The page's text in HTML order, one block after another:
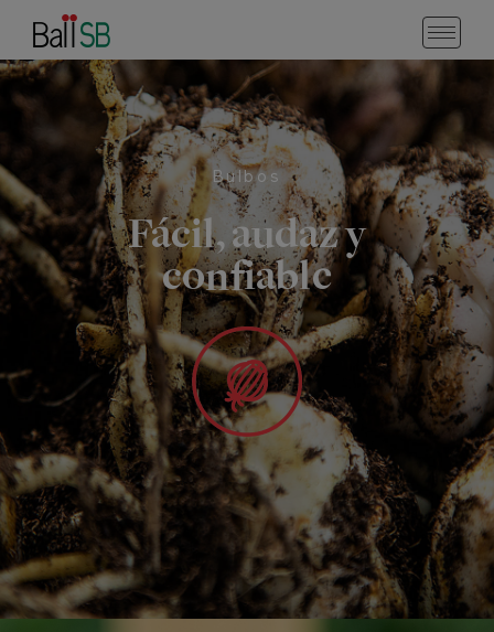
Bulbos
Fácil, audaz y
confiable